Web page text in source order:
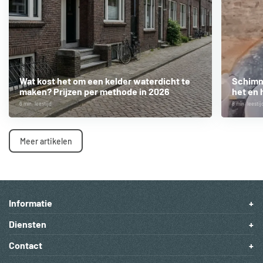
Wat kost het om een kelder waterdicht te
maken? Prijzen per methode in 2026
6 min. leestijd
het en
8 min.
Meer artikelen
Informatie
Diensten
Contact